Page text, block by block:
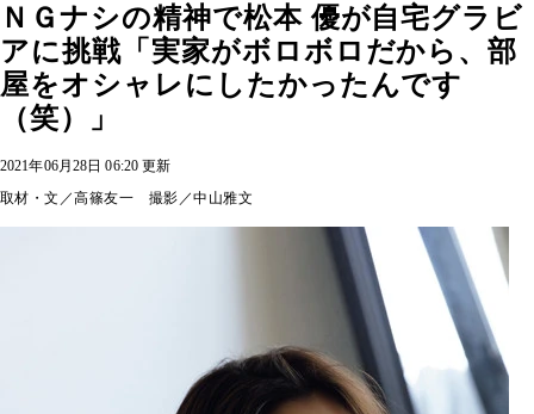
ＮＧナシの精神で松本 優が自宅グラビ
アに挑戦「実家がボロボロだから、部
屋をオシャレにしたかったんです
（笑）」
2021年06月28日 06:20 更新
取材・文／高篠友一 撮影／中山雅文